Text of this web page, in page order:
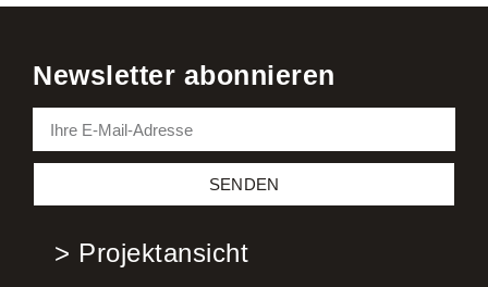
Newsletter abonnieren
SENDEN
> Projektansicht